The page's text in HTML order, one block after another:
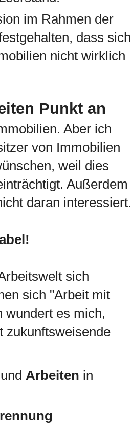
im Rahmen der
dass sich
nicht wirklich
Punkt an
Aber ich
von Immobilien
weil dies
Außerdem
daran interessiert.
sich
sich "Arbeit mit
wundert es mich,
zukunftsweisende
und Arbeiten in